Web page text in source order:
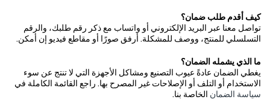
كيف أقدم طلب ضمان؟
تواصل معنا عبر البريد الإلكتروني أو واتساب مع ذكر رقم طلبك، والرقم
التسلسلي للمنتج، ووصف للمشكلة. أرفق صورًا أو مقاطع فيديو إن أمكن.
ما الذي يشمله الضمان؟
يغطي الضمان عادةً عيوب التصنيع ومشاكل الأجهزة التي لا تنتج عن سوء
الاستخدام أو التلف أو الإصلاحات غير المصرح بها. راجع القائمة الكاملة في
سياسة الضمان الخاصة بنا.